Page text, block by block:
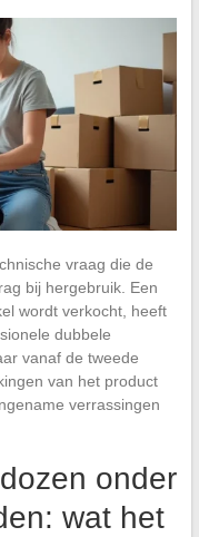
vraag die de
bij hergebruik. Een
wordt verkocht, heeft
dubbele
vanaf de tweede
van het product
verrassingen
onder
wat het